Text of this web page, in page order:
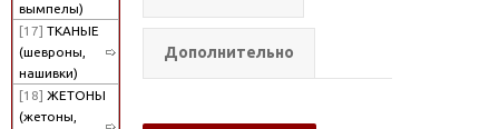
вымпелы)
[17] ТКАНЫЕ
(шевроны,
нашивки)
[18] ЖЕТОНЫ
(жетоны,
Дополнительно